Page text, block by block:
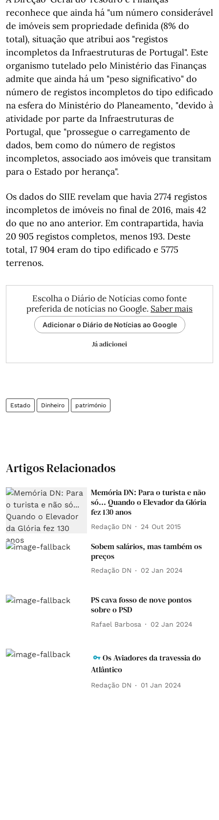
reconhece que ainda há "um número considerável
de imóveis sem propriedade definida (8% do
total), situação que atribui aos "registos
incompletos da Infraestruturas de Portugal". Este
organismo tutelado pelo Ministério das Finanças
admite que ainda há um "peso significativo" do
número de registos incompletos do tipo edificado
na esfera do Ministério do Planeamento, "devido à
atividade por parte da Infraestruturas de
Portugal, que "prossegue o carregamento de
dados, bem como do número de registos
incompletos, associado aos imóveis que transitam
para o Estado por herança".
Os dados do SIIE revelam que havia 2774 registos
incompletos de imóveis no final de 2016, mais 42
do que no ano anterior. Em contrapartida, havia
20 905 registos completos, menos 193. Deste
total, 17 904 eram do tipo edificado e 5775
terrenos.
Escolha o Diário de Notícias como fonte
preferida de notícias no Google. Saber mais
Adicionar o Diário de Notícias ao Google
Já adicionei
Estado Dinheiro património
Artigos Relacionados
Memória DN: Para o turista e não
só... Quando o Elevador da Glória
fez 130 anos
Redação DN 24 Out 2015
Sobem salários, mas também os
preços
Redação DN 02 Jan 2024
PS cava fosso de nove pontos
sobre o PSD
Rafael Barbosa 02 Jan 2024
Os Aviadores da travessia do
Atlântico
Redação DN 01 Jan 2024